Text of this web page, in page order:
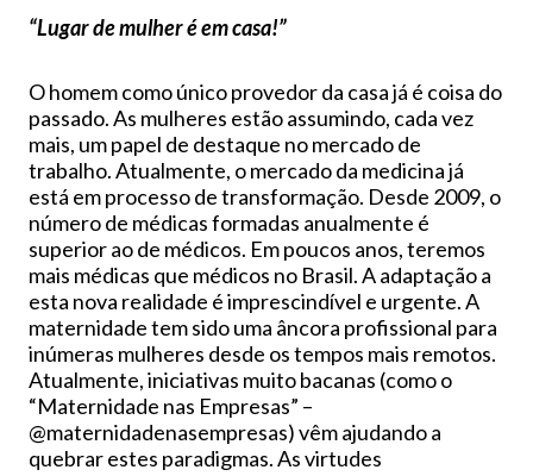
“Lugar de mulher é em casa!”
O homem como único provedor da casa já é coisa do
passado. As mulheres estão assumindo, cada vez
mais, um papel de destaque no mercado de
trabalho. Atualmente, o mercado da medicina já
está em processo de transformação. Desde 2009, o
número de médicas formadas anualmente é
superior ao de médicos. Em poucos anos, teremos
mais médicas que médicos no Brasil. A adaptação a
esta nova realidade é imprescindível e urgente. A
maternidade tem sido uma âncora profissional para
inúmeras mulheres desde os tempos mais remotos.
Atualmente, iniciativas muito bacanas (como o
“Maternidade nas Empresas” –
@maternidadenasempresas) vêm ajudando a
quebrar estes paradigmas. As virtudes